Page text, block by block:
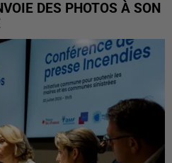
DES PHOTOS À SON